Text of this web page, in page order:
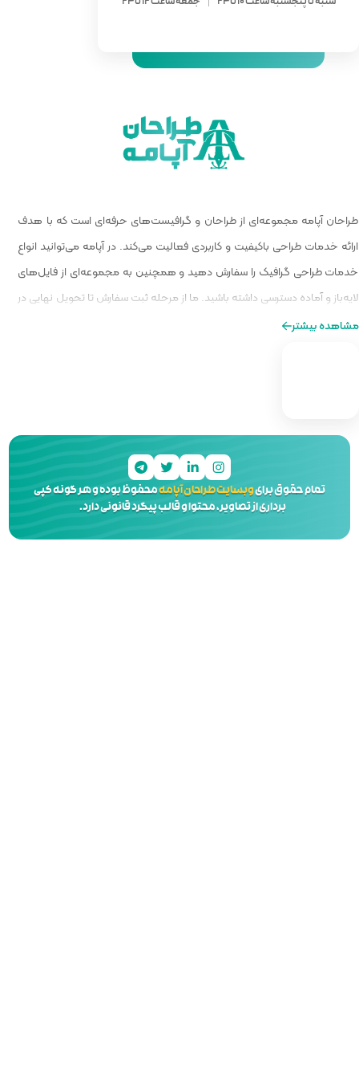
گرافیست‌های حرفه‌ای است که با هدف
می‌کند. در آپامه می‌توانید انواع
همچنین به مجموعه‌ای از فایل‌های
مرحله ثبت سفارش تا تحویل نهایی در
از طراحی را برایتان فراهم کنیم.
محفوظ بوده و هر گونه کپی
و قالب پیگرد قانونی دارد.